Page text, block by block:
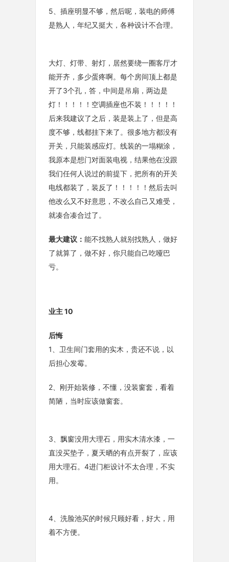
5、插座明显不够，然后呢，装电的师傅
是熟人，年纪又挺大，各种设计不合理。
大灯、灯带、射灯，居然要绕一圈客厅才
能开齐，多少蛋疼啊。每个房间顶上都是
开了3个孔，答，中间是吊扇，两边是
灯！！！！！空调插座也不装！！！！！
后来我建议了之后，装是装上了，但是高
度不够，线都挂下来了。很多地方都没有
开关，只能装感应灯。线装的一塌糊涂，
我原本是想门对面装电视，结果他在没跟
我们任何人说过的前提下，把所有的开关
电线都装了，装反了！！！！！然后去叫
他改么又不好意思，不改么自己又难受，
就凑合凑合过了。
最大建议： 能不找熟人就别找熟人，做好
了就算了，做不好，你只能自己吃哑巴
亏。
业主 10
后悔
1、卫生间门套用的实木，贵还不说，以
后担心发霉。
2、刚开始装修，不懂，没装窗套，看着
简陋，当时应该做窗套。
3、飘窗没用大理石，用实木清水漆，一
直没买垫子，夏天晒的有点开裂了，应该
用大理石。4进门柜设计不太合理，不实
用。
4、洗脸池买的时候只顾好看，好大，用
着不方便。